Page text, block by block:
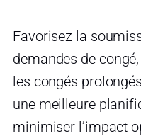
Favorisez la
demandes de
les congés
une meilleure
minimiser l’impact